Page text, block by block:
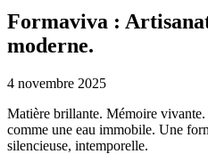
Formaviva :
moderne.
4 novembre 2025
Matière brillante. Mémoire
comme une eau immobile. Une
silencieuse, intemporelle.